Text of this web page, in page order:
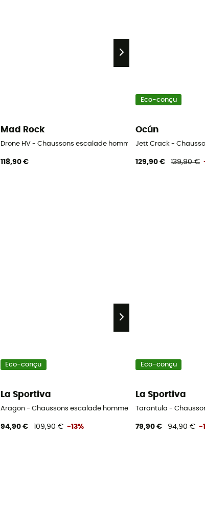
Mad Rock
Drone HV - Chaussons escalade homme
118,90 €
Eco-conçu
Ocún
Jett Crack -
129,90 € 139,90 €
Eco-conçu
La Sportiva
Aragon - Chaussons escalade homme
94,90 € 109,90 € -13%
Eco-conçu
La Sportiva
Tarantula -
79,90 € 94,90 € -